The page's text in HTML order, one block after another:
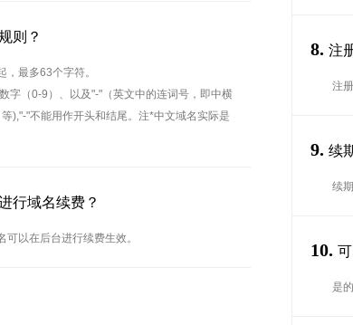
则？
最多63个字符。
字（0-9）、以及"-"（英文中的连词号，即中横
),"-"不能用作开头和结尾。注*中文域名实际是
行域名续费？
以在后台进行续费生效。
8. 注
注
9. 续
续
10.
是